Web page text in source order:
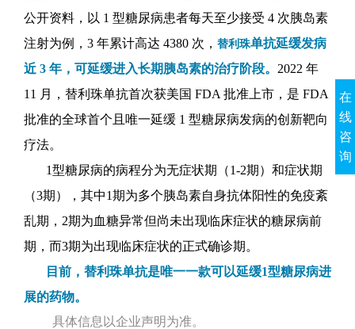
公开资料， 以 1 型糖尿病患者每天至少接受 4 次胰岛素
注射为例，3 年累计高达 4380 次， 替利珠单抗延缓发病
近 3 年，可延缓进入长期胰岛素的治疗阶段。 2022 年
11 月，替利珠单抗首次获美国 FDA 批准上市， 是 FDA
批准的全球首个且 唯一延缓 1 型糖尿病发病的创新靶向
疗法。
1型糖尿病的病程分为无症状期（1-2期）和症状期
（3期），其中1期为多个胰岛素自身抗体阳性的免疫紊
乱期，2期为血糖异常但尚未出现临床症状的糖尿病前
期，而3期为出现临床症状的正式确诊期。
目前，替利珠单抗是唯一一款可以延缓1型糖尿病进
展的药物。
具体信息以企业声明为准。
在
线
咨
询